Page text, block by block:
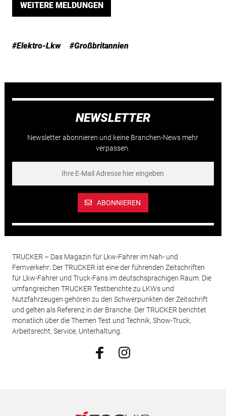
WEITERE MELDUNGEN
#Elektro-Lkw #Großbritannien
NEWSLETTER
Newsletter abonnieren und keine Branchen-News mehr
verpassen.
ABONNIEREN
TRUCKER – Das Magazin für Lkw-Fahrer im Nah- und
Fernverkehr: Der TRUCKER ist eine der führenden Zeitschriften
für Lkw-Fahrer und Truck-Fans im deutschsprachigen Raum. Die
umfangreichen TRUCKER Testberichte zu LKWs und
Nutzfahrzeugen gehören zu den Schwerpunkten der Zeitschrift
und gelten als Referenz in der Branche. Der TRUCKER berichtet
monatlich über die Themen Test und Technik, Show-Truck,
Arbeitsrecht, Service, Unterhaltung.